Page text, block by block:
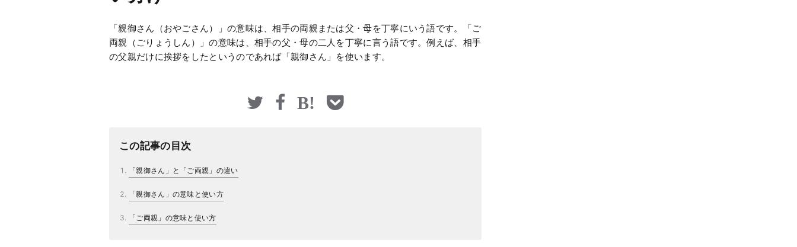
「親御さん（おやごさん）」の意味は、相手の両親または父・母を丁寧にいう語です。「ご
両親（ごりょうしん）」の意味は、相手の父・母の二人を丁寧に言う語です。例えば、相手
の父親だけに挨拶をしたというのであれば「親御さん」を使います。
この記事の目次
「親御さん」と「ご両親」の違い
「親御さん」の意味と使い方
「ご両親」の意味と使い方